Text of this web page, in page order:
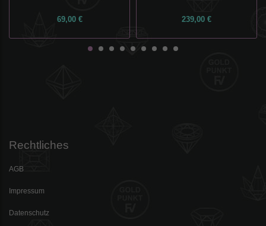
69,00 € 239,00 €
Rechtliches
AGB
Impressum
Datenschutz